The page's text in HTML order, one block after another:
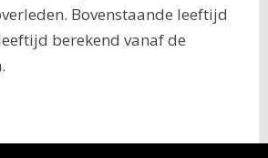
Bovenstaande leeftijd
berekend vanaf de